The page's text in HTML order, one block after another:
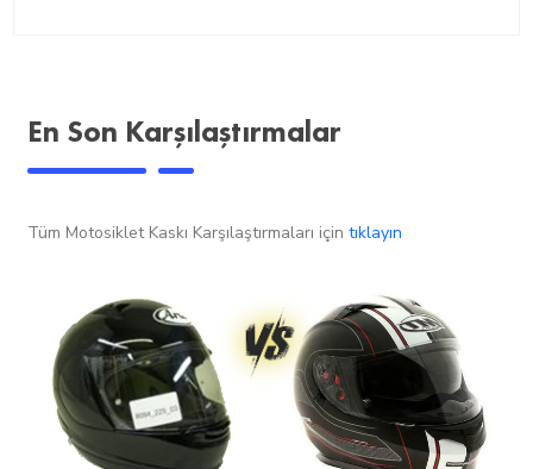
En Son Karşılaştırmalar
Tüm Motosiklet Kaskı Karşılaştırmaları için tıklayın